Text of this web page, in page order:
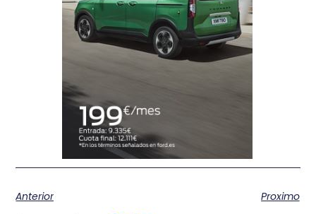
Anterior Proximo